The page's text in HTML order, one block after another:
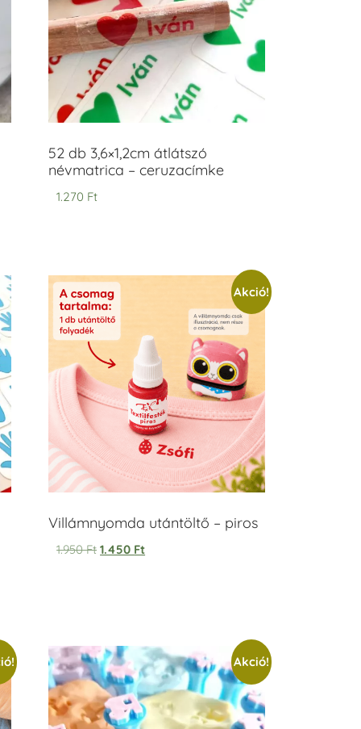
52 db 3,6×1,2cm átlátszó
névmatrica – ceruzacímke
1.270 Ft
Akció!
Villámnyomda utántöltő – piros
1.950Ft 1.450 Ft
Akció!